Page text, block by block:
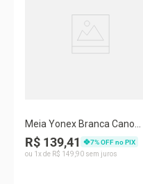
Meia Yonex Branca Cano
Médio 37 ao 42 com 3 pares
R$ 139,41 7% OFF no PIX
ou 1 x de R$ 149 90 sem juros